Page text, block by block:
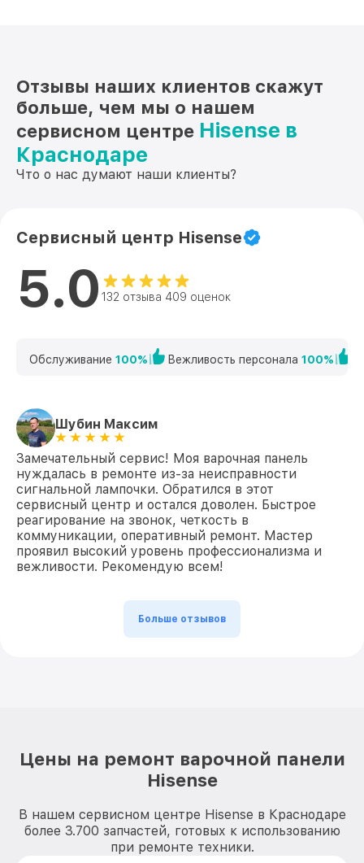
Отзывы наших клиентов скажут
больше, чем мы о нашем
сервисном центре Hisense в
Краснодаре
Что о нас думают наши клиенты?
Сервисный центр Hisense
5.0 132 отзыва 409 оценок
Обслуживание 100% Вежливость персонала 100%
Шубин Максим
Замечательный сервис! Моя варочная панель
нуждалась в ремонте из-за неисправности
сигнальной лампочки. Обратился в этот
сервисный центр и остался доволен. Быстрое
реагирование на звонок, четкость в
коммуникации, оперативный ремонт. Мастер
проявил высокий уровень профессионализма и
вежливости. Рекомендую всем!
Больше отзывов
Цены на ремонт варочной панели
Hisense
В нашем сервисном центре Hisense в Краснодаре
более 3.700 запчастей, готовых к использованию
при ремонте техники.